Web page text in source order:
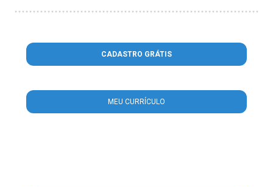
CADASTRO GRÁTIS
MEU CURRÍCULO